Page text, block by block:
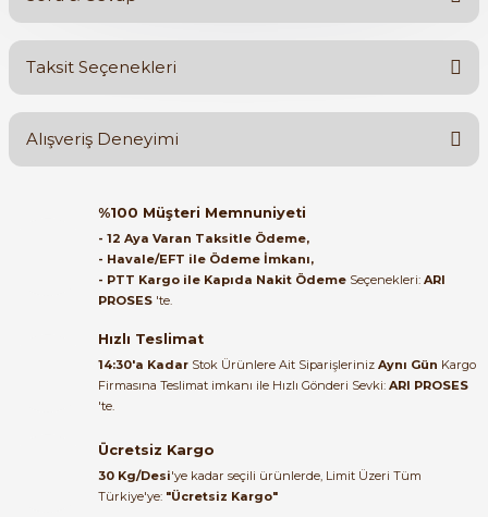
Bu ürüne ilk yorumu siz yapın!
Ürün hakkında henüz soru sorulmamış.
Taksit Seçenekleri
Alışveriş Deneyimi
Orijinal kutusuyla ertesi gün
ulaştı elimize. Teşekkürler.
B... A... | 27/06/2026
bundan mehmet bey ilgi ve
alakası için teşekkür ederim
muhammed demirci |
Ürün elime eksiksiz ve hasarsız
ulaştı. Paketleme özenliydi,
%100 Müşteri Memnuniyeti
- 12 Aya Varan Taksitle Ödeme,
- Havale/EFT ile Ödeme İmkanı,
- PTT Kargo ile Kapıda Nakit Ödeme Seçenekleri: ARI
PROSES 'te.
Hızlı Teslimat
14:30'a Kadar Stok Ürünlere Ait Siparişleriniz Aynı Gün Kargo
Firmasına Teslimat imkanı ile Hızlı Gönderi Sevki: ARI PROSES
'te.
Ücretsiz Kargo
30 Kg/Desi'ye kadar seçili ürünlerde, Limit Üzeri Tüm
Türkiye'ye: "Ücretsiz Kargo"